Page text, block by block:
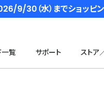
9/30（水）までショッピ
一覧 サポート ストア